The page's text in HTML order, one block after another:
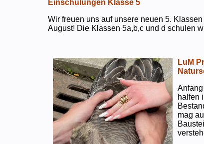
Einschulungen Klasse 5
Wir freuen uns auf unsere neuen 5.
August! Die Klassen 5a,b,c und d schulen
LuM
halfen
mag